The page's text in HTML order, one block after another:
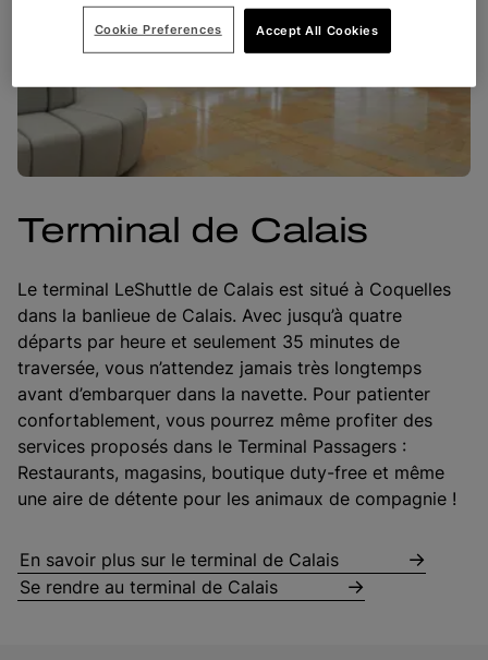
Terminal de Calais
Le terminal LeShuttle de Calais est situé à Coquelles
dans la banlieue de Calais. Avec jusqu’à quatre
départs par heure et seulement 35 minutes de
traversée, vous n’attendez jamais très longtemps
avant d’embarquer dans la navette. Pour patienter
confortablement, vous pourrez même profiter des
services proposés dans le Terminal Passagers :
Restaurants, magasins, boutique duty-free et même
une aire de détente pour les animaux de compagnie !
En savoir plus sur le terminal de Calais
Se rendre au terminal de Calais
Accept All Cookies
Cookie Preferences